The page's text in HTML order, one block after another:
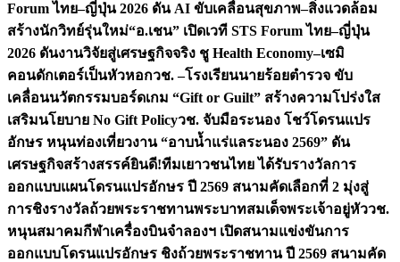
Forum ไทย–ญี่ปุ่น 2026 ดัน AI ขับเคลื่อนสุขภาพ–สิ่งแวดล้อม
สร้างนักวิทย์รุ่นใหม่“อ.เชน” เปิดเวที STS Forum ไทย–ญี่ปุ่น
2026 ดันงานวิจัยสู่เศรษฐกิจจริง ชู Health Economy–เซมิ
คอนดักเตอร์เป็นหัวหอกวช. –โรงเรียนนายร้อยตำรวจ ขับ
เคลื่อนนวัตกรรมบอร์ดเกม “Gift or Guilt” สร้างความโปร่งใส
เสริมนโยบาย No Gift Policyวช. จับมือระนอง โชว์โดรนแปร
อักษร หนุนท่องเที่ยวงาน “อาบน้ำแร่แลระนอง 2569” ดัน
เศรษฐกิจสร้างสรรค์ยินดี!ทีมเยาวชนไทย ได้รับรางวัลการ
ออกแบบแผนโดรนแปรอักษร ปี 2569 สนามคัดเลือกที่ 2 มุ่งสู่
การชิงรางวัลถ้วยพระราชทานพระบาทสมเด็จพระเจ้าอยู่หัววช.
หนุนสมาคมกีฬาเครื่องบินจำลองฯ เปิดสนามแข่งขันการ
ออกแบบโดรนแปรอักษร ชิงถ้วยพระราชทาน ปี 2569 สนามคัด